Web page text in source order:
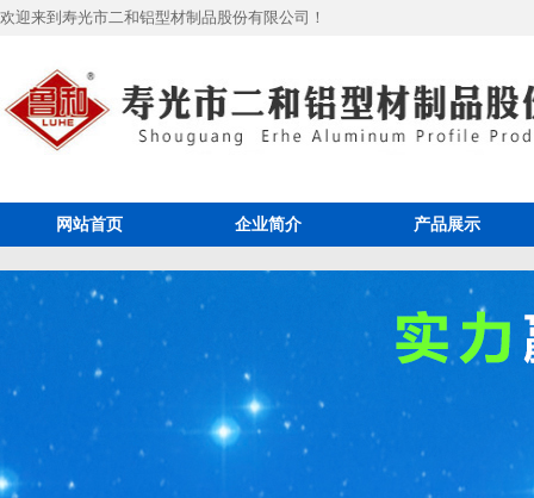
欢迎来到寿光市二和铝型材制品股份有限公司！
网站首页 企业简介 产品展示